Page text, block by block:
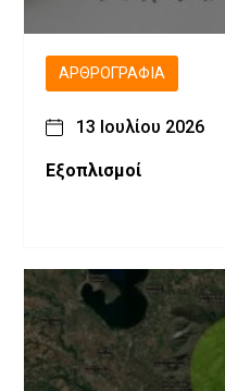
ΑΡΘΡΟΓΡΑΦΊΑ
13 Ιουλίου 2026
Εξοπλισμοί